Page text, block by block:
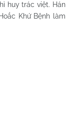
huy trác việt. Hán
Khứ Bệnh làm